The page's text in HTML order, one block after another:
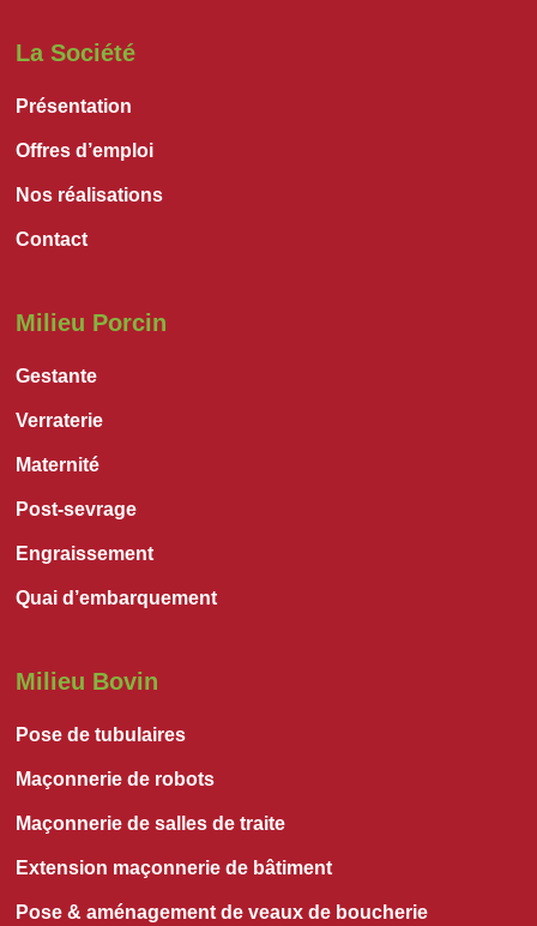
La Société
Présentation
Offres d’emploi
Nos réalisations
Contact
Milieu Porcin
Gestante
Verraterie
Maternité
Post-sevrage
Engraissement
Quai d’embarquement
Milieu Bovin
Pose de tubulaires
Maçonnerie de robots
Maçonnerie de salles de traite
Extension maçonnerie de bâtiment
Pose & aménagement de veaux de boucherie